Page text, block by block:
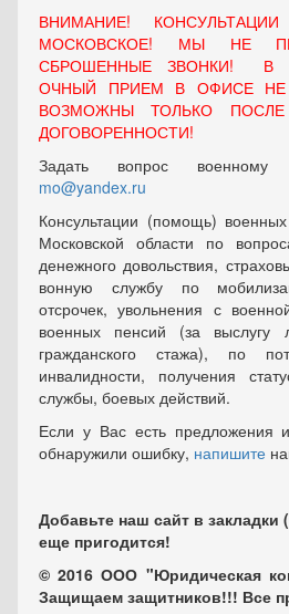
ВНИМАНИЕ!
МОСКОВСКОЕ! МЫ НЕ
СБРОШЕННЫЕ ЗВОНКИ! В
ОЧНЫЙ ПРИЕМ В ОФИСЕ НЕ
ВОЗМОЖНЫ ТОЛЬКО ПОСЛЕ
ДОГОВОРЕННОСТИ!
Задать вопрос военному
mo@yandex.ru
Консультации (помощь)
Московской области по
денежного довольствия,
вонную службу по
отсрочек, увольнения с
военных пенсий (за
гражданского стажа), по
инвалидности, получения
службы, боевых действий.
Если у Вас есть предложения
обнаружили ошибку, напишите
Добавьте наш сайт в закладки
еще пригодится!
© 2016 ООО "Юридическая
Защищаем защитников!!! Все